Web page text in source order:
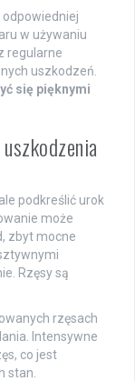
w używaniu
regularne
uszkodzeń.
się pięknymi
podkreślić urok
może
zbyt mocne
Rzęsy są
rzęsach
Intensywne
co jest
stan.